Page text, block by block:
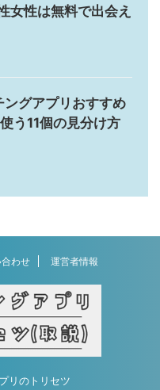
女性は無料で出会え
ングアプリおすすめ
う11個の見分け方
わせ 運営者情報
リのトリセツ